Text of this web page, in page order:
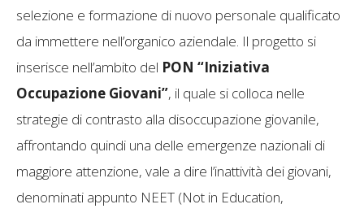
selezione e formazione di nuovo personale qualificato
da immettere nell’organico aziendale. Il progetto si
inserisce nell’ambito del PON “Iniziativa
Occupazione Giovani”, il quale si colloca nelle
strategie di contrasto alla disoccupazione giovanile,
affrontando quindi una delle emergenze nazionali di
maggiore attenzione, vale a dire l’inattività dei giovani,
denominati appunto NEET (Not in Education,